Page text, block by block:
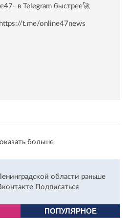
в Telegram быстрее🚀
https://t.me/online47news
больше
области раньше
Подписаться
ПОПУЛЯРНОЕ